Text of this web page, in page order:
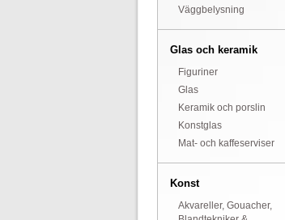
Väggbelysning
Glas och keramik
Figuriner
Glas
Keramik och porslin
Konstglas
Mat- och kaffeserviser
Konst
Akvareller, Gouacher,